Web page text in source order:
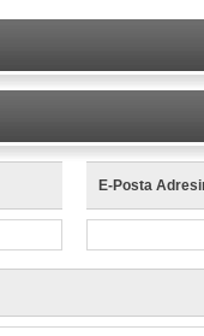
E-Posta